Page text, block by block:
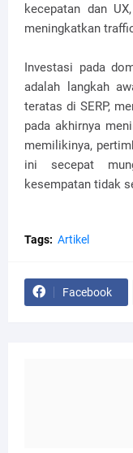
kecepatan dan
meningkatkan
Investasi pada
adalah langkah
teratas di SERP,
pada akhirnya
memilikinya,
ini secepat
kesempatan tidak
Tags: Artikel
Facebook